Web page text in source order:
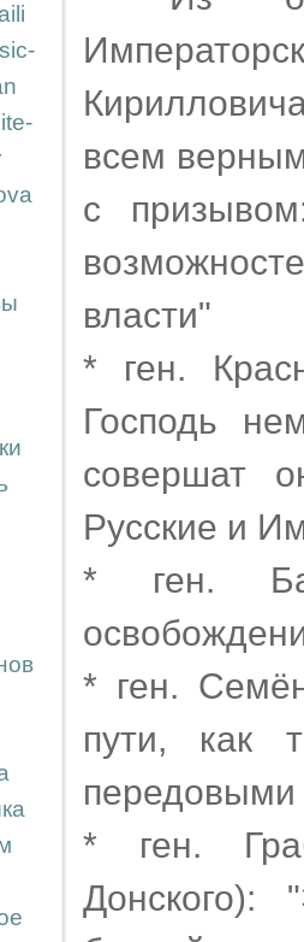
всем
с
власти"
* ген.
Господь
совершат
Русские и
* ген.
* ген.
пути, как
* ген.